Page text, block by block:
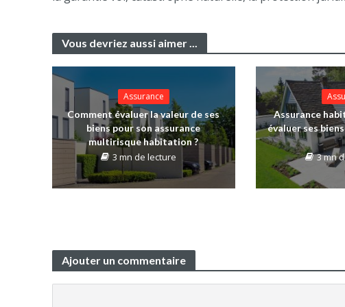
Vous devriez aussi aimer ...
Assurance
Comment évaluer la valeur de ses
biens pour son assurance
multirisque habitation ?
3 mn de lecture
Assurance
évaluer ses
3 mn
Ajouter un commentaire